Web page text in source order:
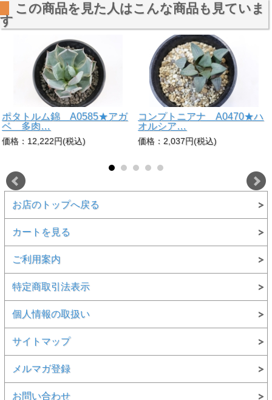
この商品を見た人はこんな商品も見ていま
す
ポタトルム錦 A0585★アガ
ベ 多肉…
価格：12,222円(税込)
コンプトニアナ A0470★ハ
オルシア…
価格：2,037円(税込)
お店のトップへ戻る
カートを見る
ご利用案内
特定商取引法表示
個人情報の取扱い
サイトマップ
メルマガ登録
お問い合わせ